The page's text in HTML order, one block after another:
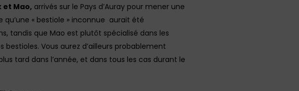
et Mao, arrivés sur le Pays d’Auray pour mener une
« bestiole » inconnue aurait été
tandis que Mao est plutôt spécialisé dans les
Vous aurez d’ailleurs probablement
tard dans l’année, et dans tous les cas durant le